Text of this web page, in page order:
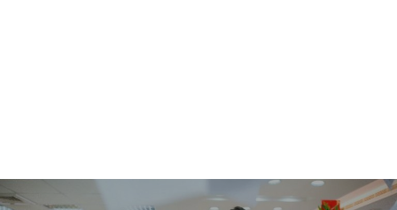
Navigation